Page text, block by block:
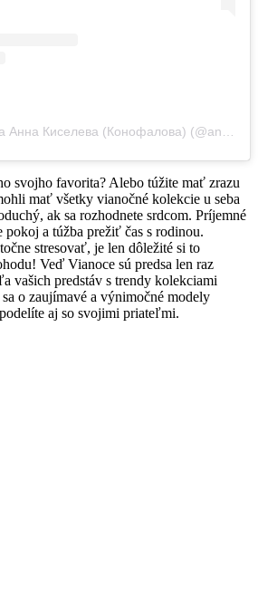
svojho favorita? Alebo túžite mať zrazu
mať všetky vianočné kolekcie u seba
ak sa rozhodnete srdcom. Príjemné
pokoj a túžba prežiť čas s rodinou.
stresovať, je len dôležité si to
Veď Vianoce sú predsa len raz
vašich predstáv s trendy kolekciami
o zaujímavé a výnimočné modely
aj so svojimi priateľmi.